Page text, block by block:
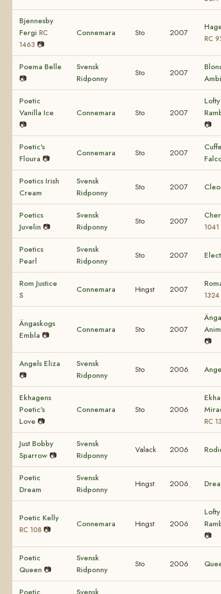
Bjennesby
Fergi RC
1463 📷
Connemara Sto 2007
RC
Poema Belle
📷
Svensk
Ridponny
Sto 2007
Poetic
Vanilla Ice
📷
Connemara Sto 2007
📷
Poetic's
Floura 📷
Connemara Sto 2007
Poetics Irish
Cream
Svensk
Ridponny
Sto 2007
Poetics
Juvelin 📷
Svensk
Ridponny
Sto 2007
1041
Poetics
Pearl
Svensk
Ridponny
Sto 2007
Rom Justice
S
Connemara Hingst 2007
1324
Ängaskogs
Embla 📷
Connemara Sto 2007
📷
Angels Eliza
📷
Svensk
Ridponny
Sto 2006
Ekhagens
Poetic's
Love 📷
Connemara Sto 2006
RC
Just Bobby
Sparrow 📷
Svensk
Ridponny
Valack 2006
Poetic
Dream
Svensk
Ridponny
Hingst 2006
Poetic Kelly
RC 108 📷
Connemara Hingst 2006
📷
Poetic
Queen 📷
Svensk
Ridponny
Sto 2006